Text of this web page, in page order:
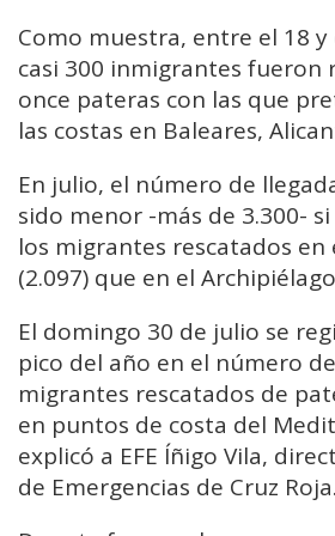
Como muestra, entre el 18 y
casi 300 inmigrantes fueron
once pateras con las que
las costas en Baleares,
En julio, el número de
sido menor -más de 3.300-
los migrantes rescatados
(2.097) que en el
El domingo 30 de julio se
pico del año en el número
migrantes rescatados de
en puntos de costa del
explicó a EFE Íñigo Vila,
de Emergencias de Cruz Roja.